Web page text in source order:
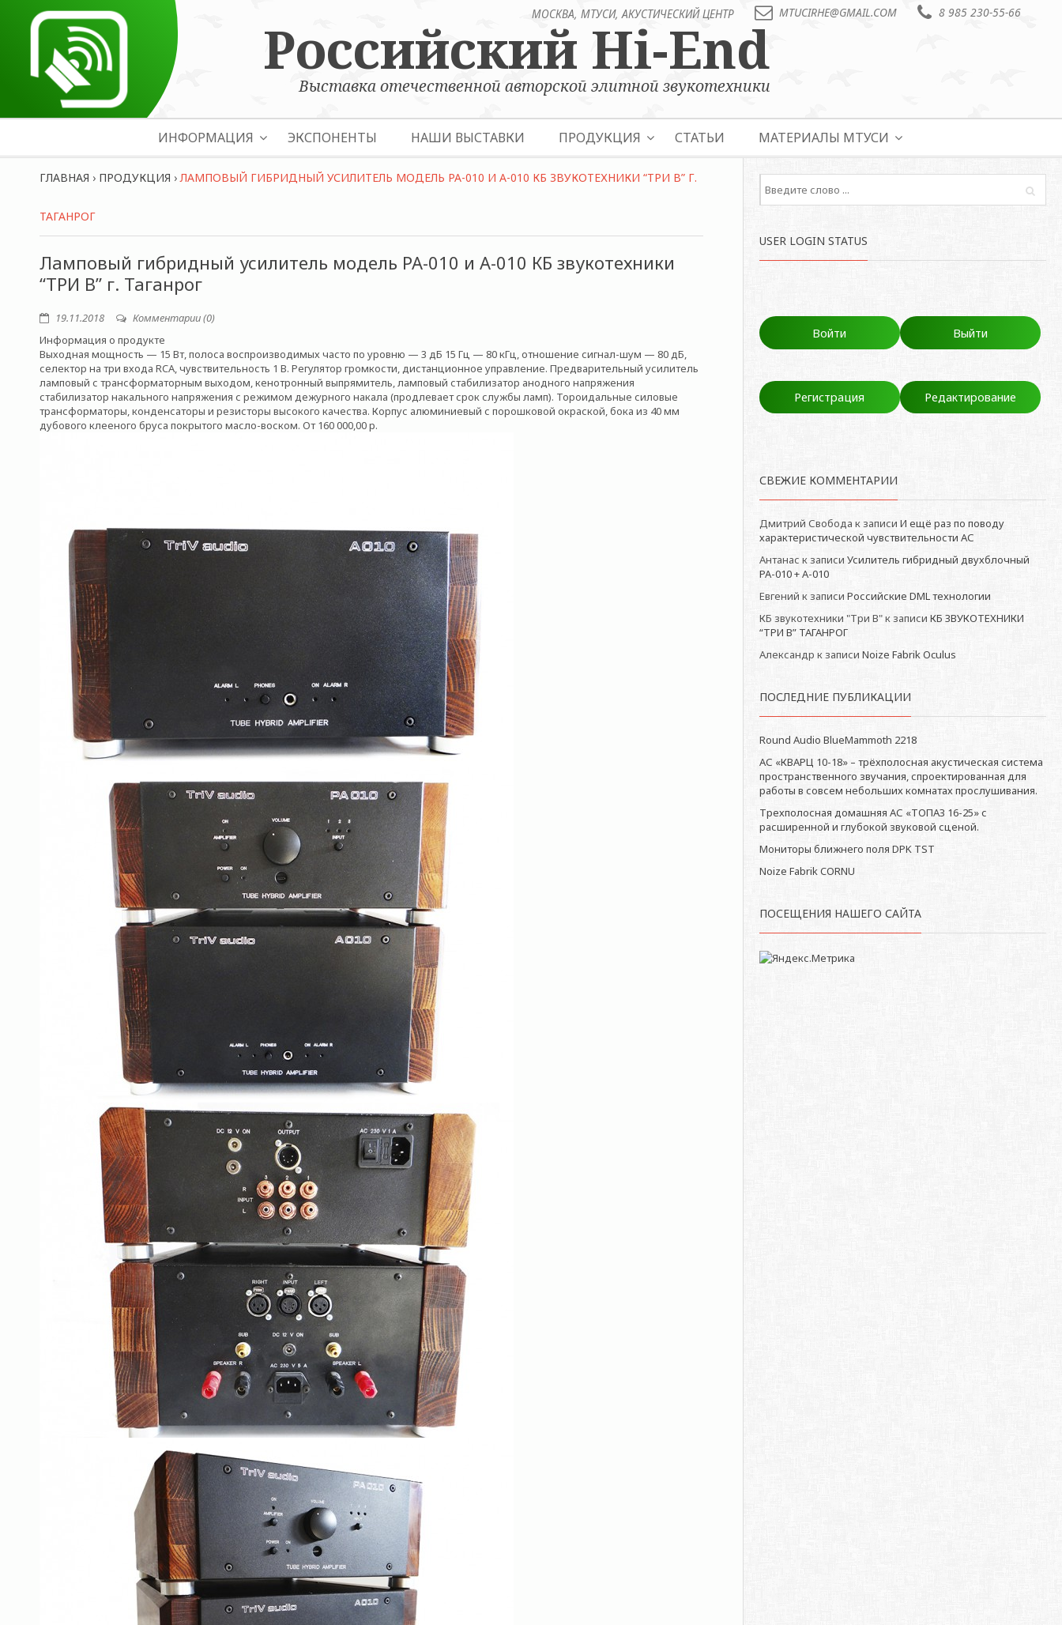
МОСКВА, МТУСИ, АКУСТИЧЕСКИЙ ЦЕНТР MTUCIRHE@GMAIL.COM 8 985 230-55-66
Российский Hi-End
Выставка отечественной авторской элитной звукотехники
ИНФОРМАЦИЯ ЭКСПОНЕНТЫ НАШИ ВЫСТАВКИ ПРОДУКЦИЯ СТАТЬИ МАТЕРИАЛЫ МТУСИ
ГЛАВНАЯ › ПРОДУКЦИЯ ›ЛАМПОВЫЙ ГИБРИДНЫЙ УСИЛИТЕЛЬ МОДЕЛЬ PA-010 И A-010 КБ ЗВУКОТЕХНИКИ “ТРИ В” Г.
ТАГАНРОГ
Ламповый гибридный усилитель модель PA-010 и A-010 КБ звукотехники
“ТРИ В” г. Таганрог
19.11.2018
Комментарии (0)
Информация о продукте
Выходная мощность — 15 Вт, полоса воспроизводимых часто по уровню — 3 дБ 15 Гц — 80 кГц, отношение сигнал-шум — 80 дБ,
селектор на три входа RCA, чувствительность 1 В. Регулятор громкости, дистанционное управление. Предварительный усилитель
ламповый с трансформаторным выходом, кенотронный выпрямитель, ламповый стабилизатор анодного напряжения
стабилизатор накального напряжения с режимом дежурного накала (продлевает срок службы ламп). Тороидальные силовые
трансформаторы, конденсаторы и резисторы высокого качества. Корпус алюминиевый с порошковой окраской, бока из 40 мм
дубового клееного бруса покрытого масло-воском. От 160 000,00 p.
USER LOGIN STATUS
Войти Выйти
Регистрация Редактирование
СВЕЖИЕ КОММЕНТАРИИ
Дмитрий Свобода к записи И ещё раз по поводу
характеристической чувствительности АС
Антанас к записи Усилитель гибридный двухблочный
РА-010 + А-010
Евгений к записи Российские DML технологии
КБ звукотехники "Три В"к записи КБ ЗВУКОТЕХНИКИ
“ТРИ В” ТАГАНРОГ
Александр к записи Noize Fabrik Oculus
ПОСЛЕДНИЕ ПУБЛИКАЦИИ
Round Audio BlueMammoth 2218
АС «КВАРЦ 10-18» – трёхполосная акустическая система
пространственного звучания, спроектированная для
работы в совсем небольших комнатах прослушивания.
Трехполосная домашняя АС «ТОПАЗ 16-25» с
расширенной и глубокой звуковой сценой.
Мониторы ближнего поля DPK TST
Noize Fabrik CORNU
ПОСЕЩЕНИЯ НАШЕГО САЙТА